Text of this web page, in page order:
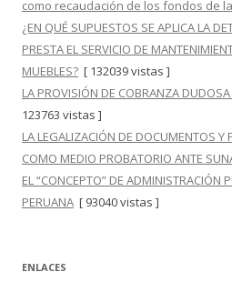
como recaudación de los fondos de
¿EN QUÉ SUPUESTOS SE APLICA LA
PRESTA EL SERVICIO DE
MUEBLES? [ 132039 vistas ]
LA PROVISIÓN DE COBRANZA
123763 vistas ]
LA LEGALIZACIÓN DE DOCUMENTOS Y
COMO MEDIO PROBATORIO ANTE
EL “CONCEPTO” DE ADMINISTRACIÓN
PERUANA [ 93040 vistas ]
ENLACES